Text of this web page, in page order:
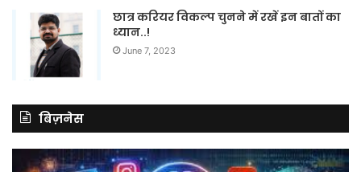
छात्र करियर विकल्प चुनने में रखें इन बातों का
ध्यान..!
June 7, 2023
बिज़नेस